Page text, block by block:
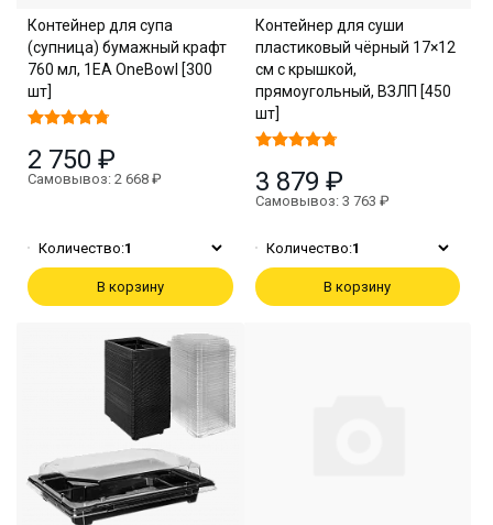
Контейнер для супа
(супница) бумажный крафт
760 мл, 1EA OneBowl [300
шт]
2 750 ₽
Самовывоз: 2 668 ₽
Количество:1
В корзину
Контейнер для суши
пластиковый чёрный 17×12
см с крышкой,
прямоугольный, ВЗЛП [450
шт]
3 879 ₽
Самовывоз: 3 763 ₽
Количество:1
В корзину